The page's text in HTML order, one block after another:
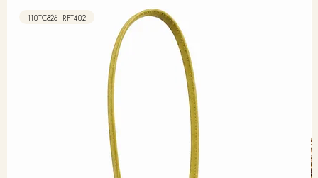
110TC826_RFT402